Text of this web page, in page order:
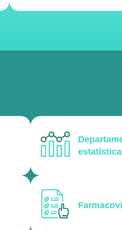
estatística